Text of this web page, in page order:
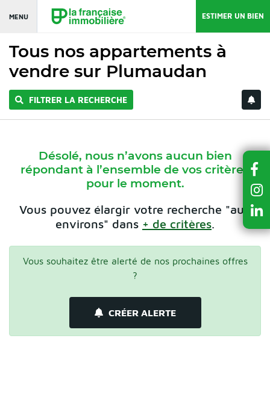
MENU ESTIMER UN BIEN
Tous nos appartements à
vendre sur Plumaudan
FILTRER LA RECHERCHE
Désolé, nous n’avons aucun bien
répondant à l’ensemble de vos critères
pour le moment.
Vous pouvez élargir votre recherche "aux
environs" dans + de critères.
Vous souhaitez être alerté de nos prochaines offres
?
CRÉER ALERTE